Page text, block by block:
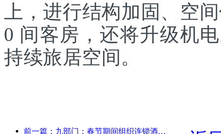
上，进行结构加固、空
0 间客房，还将升级机
持续旅居空间。
前一篇：九部门：春节期间组织连锁酒店、精品民宿等推出优惠措施